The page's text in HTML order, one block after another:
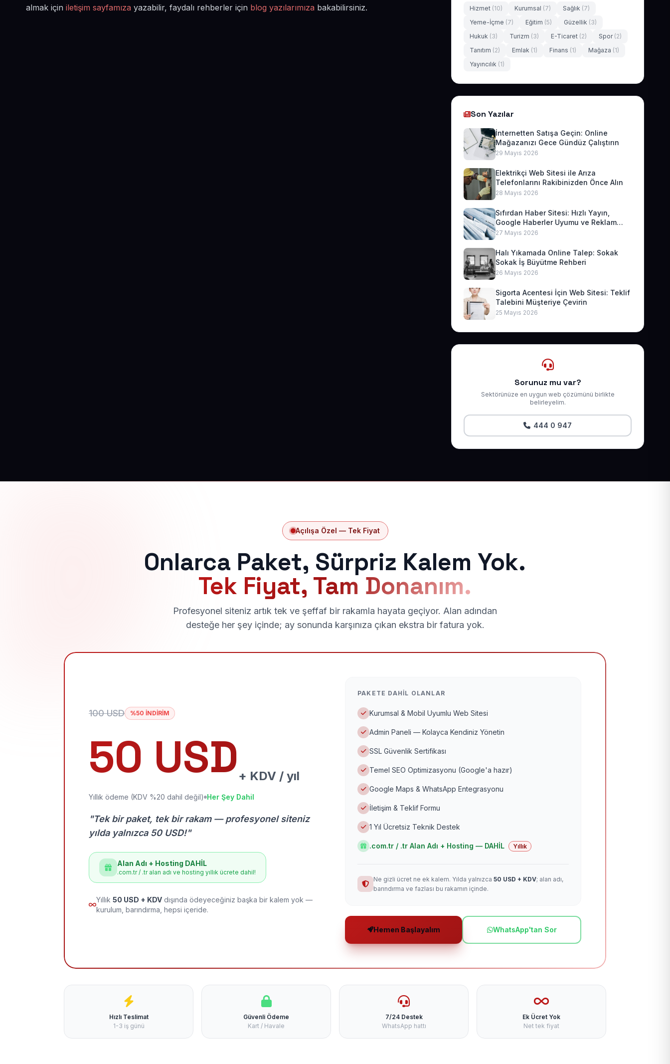
almak için iletişim sayfamıza yazabilir, faydalı rehberler için blog yazılarımıza bakabilirsiniz. Hizmet (10) Kurumsal (7) Sağlık (7)
Yeme-İçme (7) Eğitim (5) Güzellik (3)
Hukuk (3) Turizm (3) E-Ticaret (2) Spor (2)
Tanıtım (2) Emlak (1) Finans (1) Mağaza (1)
Yayıncılık (1)
Son Yazılar
İnternetten Satışa Geçin: Online
Mağazanızı Gece Gündüz Çalıştırın
29 Mayıs 2026
Elektrikçi Web Sitesi ile Arıza
Telefonlarını Rakibinizden Önce Alın
28 Mayıs 2026
Sıfırdan Haber Sitesi: Hızlı Yayın,
Google Haberler Uyumu ve Reklam
Geliri
27 Mayıs 2026
Halı Yıkamada Online Talep: Sokak
Sokak İş Büyütme Rehberi
26 Mayıs 2026
Sigorta Acentesi İçin Web Sitesi: Teklif
Talebini Müşteriye Çevirin
25 Mayıs 2026
Sorunuz mu var?
Sektörünüze en uygun web çözümünü birlikte
belirleyelim.
444 0 947
Açılışa Özel — Tek Fiyat
Onlarca Paket, Sürpriz Kalem Yok.
Tek Fiyat, Tam Donanım.
Profesyonel siteniz artık tek ve şeffaf bir rakamla hayata geçiyor. Alan adından
desteğe her şey içinde; ay sonunda karşınıza çıkan ekstra bir fatura yok.
100 USD %50 İNDİRİM
50 USD + KDV / yıl
Yıllık ödeme (KDV %20 dahil değil) Her Şey Dahil
"Tek bir paket, tek bir rakam — profesyonel siteniz
yılda yalnızca 50 USD!"
Alan Adı + Hosting DAHİL
.com.tr / .tr alan adı ve hosting yıllık ücrete dahil!
Yıllık 50 USD + KDV dışında ödeyeceğiniz başka bir kalem yok —
kurulum, barındırma, hepsi içeride.
PAKETE DAHIL OLANLAR
Kurumsal & Mobil Uyumlu Web Sitesi
Admin Paneli — Kolayca Kendiniz Yönetin
SSL Güvenlik Sertifikası
Temel SEO Optimizasyonu (Google'a hazır)
Google Maps & WhatsApp Entegrasyonu
İletişim & Teklif Formu
1 Yıl Ücretsiz Teknik Destek
.com.tr / .tr Alan Adı + Hosting — DAHİL Yıllık
Ne gizli ücret ne ek kalem. Yılda yalnızca 50 USD + KDV; alan adı,
barındırma ve fazlası bu rakamın içinde.
Hemen Başlayalım WhatsApp'tan Sor
Hızlı Teslimat
1-3 iş günü
Güvenli Ödeme
Kart / Havale
7/24 Destek
WhatsApp hattı
Ek Ücret Yok
Net tek fiyat